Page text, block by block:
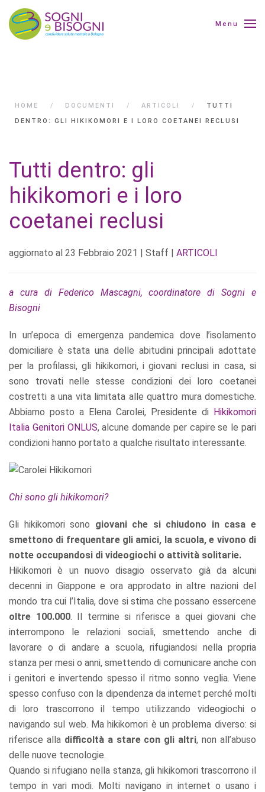
Menu
HOME DOCUMENTI ARTICOLI
TUTTI
DENTRO: GLI HIKIKOMORI E I LORO COETANEI RECLUSI
Tutti dentro: gli
hikikomori e i loro
coetanei reclusi
aggiornato al 23 Febbraio 2021 | Staff | ARTICOLI
a cura di Federico Mascagni, coordinatore di Sogni e
Bisogni
In un’epoca di emergenza pandemica dove l’isolamento
domiciliare è stata una delle abitudini principali adottate
per la profilassi, gli hikikomori, i giovani reclusi in casa, si
sono trovati nelle stesse condizioni dei loro coetanei
costretti a una vita limitata alle quattro mura domestiche.
Abbiamo posto a Elena Carolei, Presidente di Hikikomori
Italia Genitori ONLUS, alcune domande per capire se le pari
condizioni hanno portato a qualche risultato interessante.
Chi sono gli hikikomori?
Gli hikikomori sono giovani che si chiudono in casa e
smettono di frequentare gli amici, la scuola, e vivono di
notte occupandosi di videogiochi o attività solitarie.
Hikikomori è un nuovo disagio osservato già da alcuni
decenni in Giappone e ora approdato in altre nazioni del
mondo tra cui l’Italia, dove si stima che possano essercene
oltre 100.000. Il termine si riferisce a quei giovani che
interrompono le relazioni sociali, smettendo anche di
lavorare o di andare a scuola, rifugiandosi nella propria
stanza per mesi o anni, smettendo di comunicare anche con
i genitori e invertendo spesso il ritmo sonno veglia. Viene
spesso confuso con la dipendenza da internet perché molti
di loro trascorrono il tempo utilizzando videogiochi o
navigando sul web. Ma hikikomori è un problema diverso: si
riferisce alla difficoltà a stare con gli altri, non all’abuso
delle nuove tecnologie.
Quando si rifugiano nella stanza, gli hikikomori trascorrono il
tempo in vari modi. Molti navigano in internet o usano i